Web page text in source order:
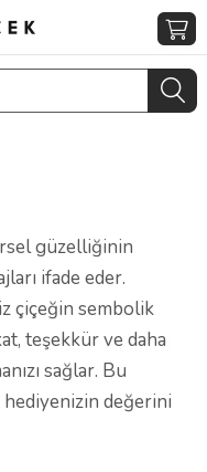
güzelliğinin
ifade eder.
çiçeğin sembolik
teşekkür ve daha
sağlar. Bu
hediyenizin değerini